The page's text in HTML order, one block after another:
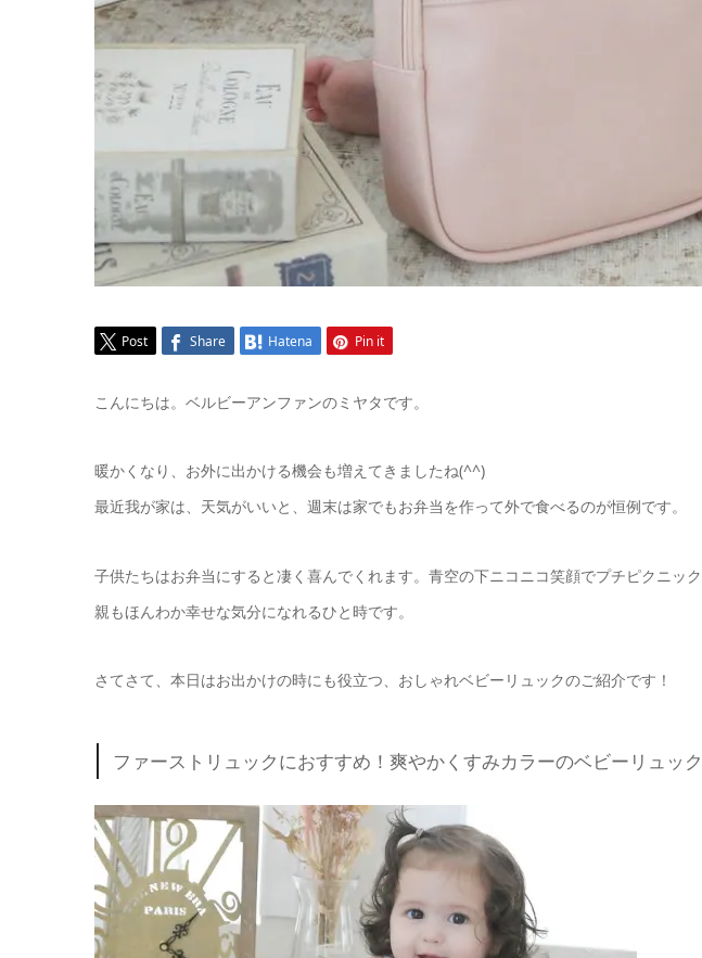
Post Share Hatena Pin it
こんにちは。ベルビーアンファンのミヤタです。
暖かくなり、お外に出かける機会も増えてきましたね(^^)
最近我が家は、天気がいいと、週末は家でもお弁当を作って外で食べるのが恒例です。
子供たちはお弁当にすると凄く喜んでくれます。青空の下ニコニコ笑顔でプチピクニック
親もほんわか幸せな気分になれるひと時です。
さてさて、本日はお出かけの時にも役立つ、おしゃれベビーリュックのご紹介です！
ファーストリュックにおすすめ！爽やかくすみカラーのベビーリュック